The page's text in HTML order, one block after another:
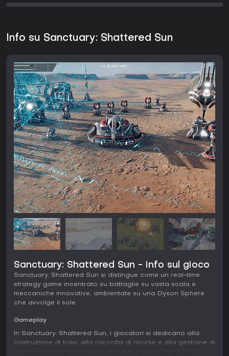
Info su Sanctuary: Shattered Sun
Sanctuary: Shattered Sun - info sul gioco
Sanctuary: Shattered Sun si distingue come un real-time
strategy game incentrato su battaglie su vasta scala e
meccaniche innovative, ambientate su una Dyson Sphere
che avvolge il sole.
Gameplay
In Sanctuary: Shattered Sun, i giocatori si dedicano alla
costruzione di basi, alla raccolta di risorse e alla gestione di